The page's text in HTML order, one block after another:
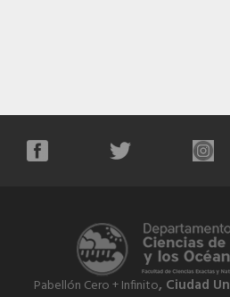
Pabellón Cero + Infinito, Ciudad